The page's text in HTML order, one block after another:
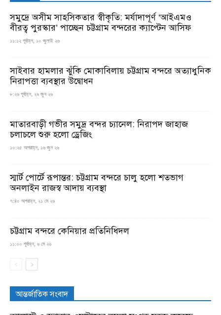
সমুদ্রে অসীম সাহসিকতার স্বীকৃতি: মর্যাদাপূর্ণ ‘আইএমও
বীরত্ব পুরস্কার’ পাচ্ছেন চট্টগ্রাম বন্দরের ক্যাপ্টেন আসিফ
১১:১২ পূর্বাহ্ন, ১০ জুলাই ২৬
সাইবার হামলার ঝুঁকি মোকাবিলায় চট্টগ্রাম বন্দরে অত্যাধুনিক
নিরাপত্তা ব্যবস্থার উদ্বোধন
৮:২৬ পূর্বাহ্ন, ২৯ জুন ২৬
মাতারবাড়ী গভীর সমুদ্র বন্দর চ্যানেল: নিরাপদ জাহাজ
চলাচলে শুরু হলো ড্রেজিং
১০:২৫ অপরাহ্ন, ১৬ জুন ২৬
স্মার্ট পোর্টে রূপান্তর: চট্টগ্রাম বন্দরে চালু হলো শতভাগ
অনলাইন রাজস্ব আদায় ব্যবস্থা
৭:৪০ অপরাহ্ন, ২১ মে ২৬
চট্টগ্রাম বন্দরে কেনিয়ার প্রতিনিধিদল
১১:০০ পূর্বাহ্ন, ৬ মে ২৬
আন্তর্জাতিক সংবাদ